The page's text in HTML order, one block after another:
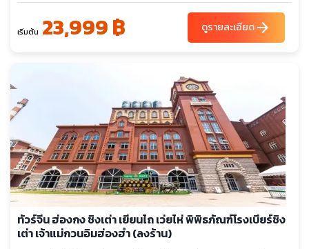
เริ่มต้น 23,999 ฿ ดูรายละเอียดarrow_forward
ทัวร์จีน ฮ่องกง ชิงเต่า เยียนไถ เว่ยไห่ พิพิธภัณฑ์โรงเบียร์ชิง
เต่า เจ้าแม่กวนอิมฮ่องฮำ (ลงร้าน)